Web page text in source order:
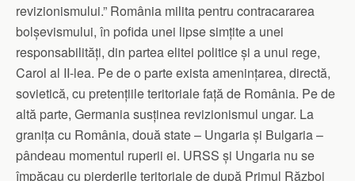
revizionismului.” România milita pentru contracararea
bolșevismului, în pofida unei lipse simțite a unei
responsabilități, din partea elitei politice și a unui rege,
Carol al II-lea. Pe de o parte exista amenințarea, directă,
sovietică, cu pretențiile teritoriale față de România. Pe de
altă parte, Germania susținea revizionismul ungar. La
granița cu România, două state – Ungaria și Bulgaria –
pândeau momentul ruperii ei. URSS și Ungaria nu se
împăcau cu pierderile teritoriale de după Primul Război